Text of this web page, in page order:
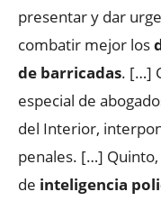
presentar y dar
combatir mejor los
de barricadas. […]
especial de
del Interior,
penales. […]
de inteligencia